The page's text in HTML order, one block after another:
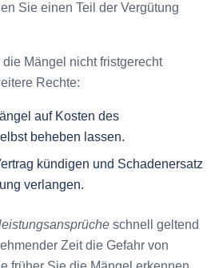
Sie einen Teil der Vergütung
Mängel nicht fristgerecht
Rechte:
auf Kosten des
beheben lassen.
kündigen und Schadenersatz
verlangen.
schnell geltend
Zeit die Gefahr von